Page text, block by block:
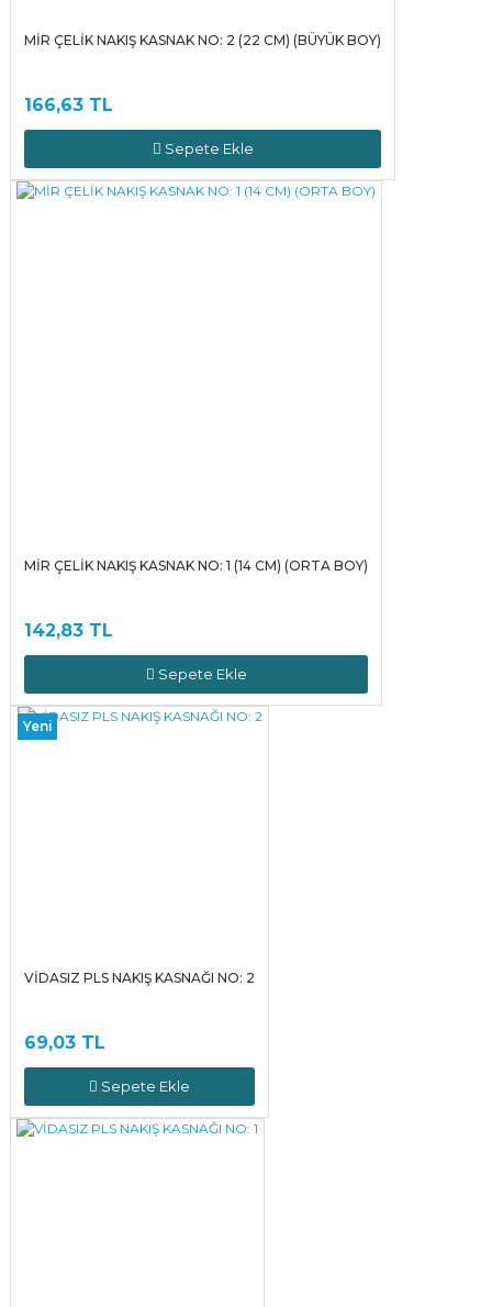
MİR ÇELİK NAKIŞ KASNAK NO: 2 (22 CM) (BÜYÜK BOY)
166,63 TL
Sepete Ekle
MİR ÇELİK NAKIŞ KASNAK NO: 1 (14 CM) (ORTA BOY)
142,83 TL
Sepete Ekle
Yeni
VİDASIZ PLS NAKIŞ KASNAĞI NO: 2
69,03 TL
Sepete Ekle